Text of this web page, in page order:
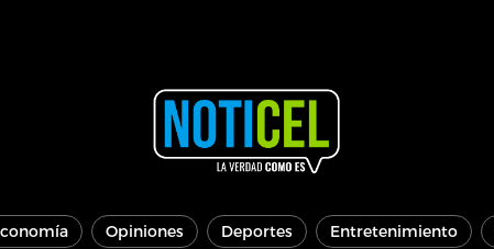
Opiniones Deportes Entretenimiento